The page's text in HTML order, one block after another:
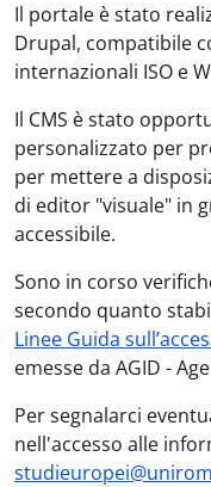
Il portale è stato
Drupal, compatibile
internazionali ISO e
Il CMS è stato
personalizzato per
per mettere a
di editor "visuale" in
accessibile.
Sono in corso
secondo quanto
Linee Guida
emesse da AGID -
Per segnalarci
nell'accesso alle